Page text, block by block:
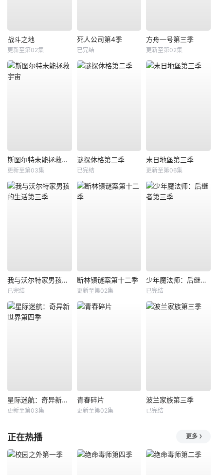
战斗之地
更新至第02集
死人公司第4季
已完结
方舟一号第三季
更新至第02集
斯图尔特未能拯救宇宙
更新至第03集
谜探休格第二季
已完结
末日地堡第三季
更新至第06集
我与沃尔特家男孩的生活第三季
已完结
断林镇谜案第十二季
更新至第02集
少年魔法师：后继者第三季
已完结
星际迷航：奇异新世界第四季
更新至第03集
青春碎片
更新至第02集
波兰家族第三季
已完结
正在热播 更多